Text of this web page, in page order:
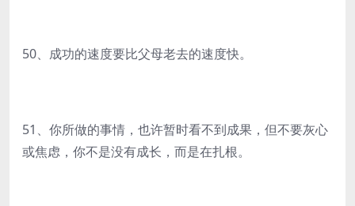
50、成功的速度要比父母老去的速度快。
51、你所做的事情，也许暂时看不到成果，但不要灰心
或焦虑，你不是没有成长，而是在扎根。